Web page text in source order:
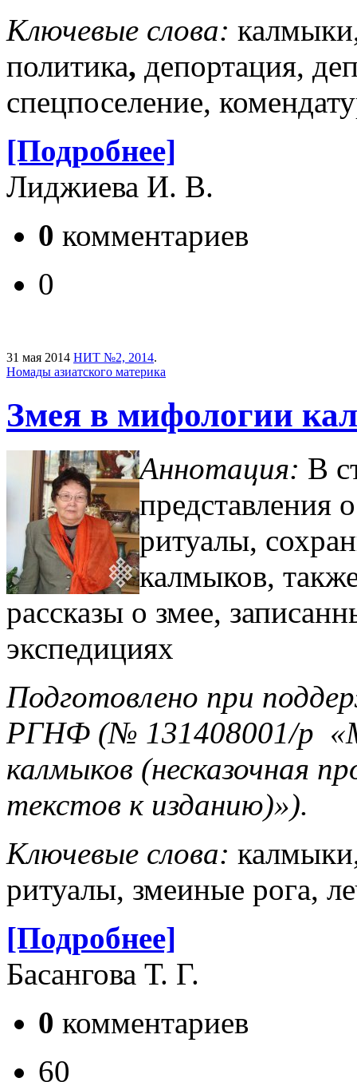
Ключевые слова:
политика, депортация,
спецпоселение,
[Подробнее]
Лиджиева И. В.
0 комментариев
0
31 мая 2014 НИТ №2, 2014.
Номады азиатского материка
Змея в мифологии
Аннотация: В
представления
ритуалы,
калмыков,
рассказы о змее,
экспедициях
Подготовлено при
РГНФ (№ 131408001/р
калмыков (несказочная
текстов к изданию)»).
Ключевые слова:
ритуалы, змеиные рога,
[Подробнее]
Басангова Т. Г.
0 комментариев
60